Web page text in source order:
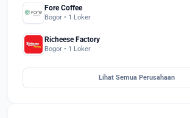
Fore Coffee
Bogor • 1 Loker
Richeese Factory
Bogor • 1 Loker
Lihat Semua Perusahaan